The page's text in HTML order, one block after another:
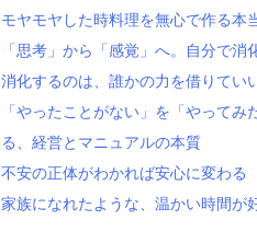
モヤモヤした時料理を無心で作る本
「思考」から「感覚」へ。自分で消
消化するのは、誰かの力を借りてい
「やったことがない」を「やってみ
る、経営とマニュアルの本質
不安の正体がわかれば安心に変わる
家族になれたような、温かい時間が